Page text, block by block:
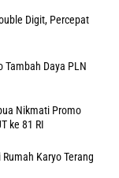
Digit, Percepat
Nikmati Promo
ke 81 RI